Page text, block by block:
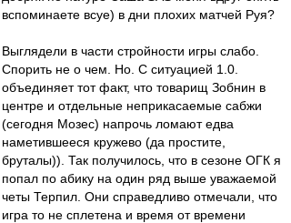
вспоминаете всуе) в дни плохих матчей Руя?
Выглядели в части стройности игры слабо.
Спорить не о чем. Но. С ситуацией 1.0.
объединяет тот факт, что товарищ Зобнин в
центре и отдельные неприкасаемые сабжи
(сегодня Мозес) напрочь ломают едва
наметившееся кружево (да простите,
бруталы)). Так получилось, что в сезоне ОГК я
попал по абику на один ряд выше уважаемой
четы Терпил. Они справедливо отмечали, что
игра то не сплетена и время от времени